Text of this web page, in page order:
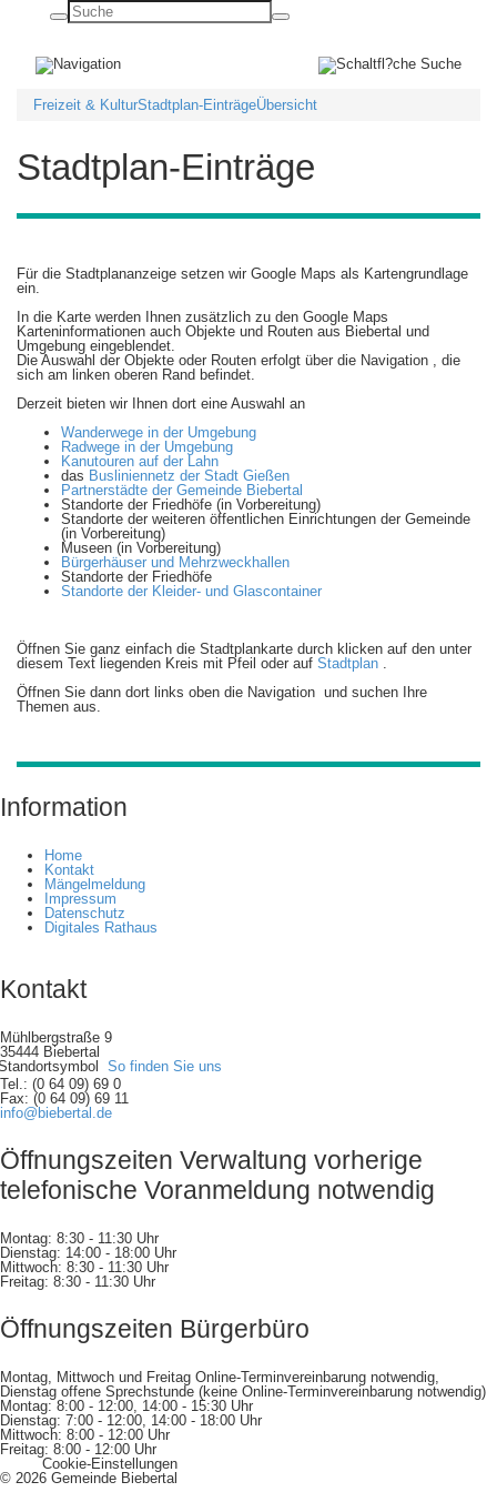
Basisnavigation
ein-/ausblenden
Freizeit & KulturStadtplan-EinträgeÜbersicht
Stadtplan-Einträge
Für die Stadtplananzeige setzen wir Google Maps als Kartengrundlage
ein.
In die Karte werden Ihnen zusätzlich zu den Google Maps
Karteninformationen auch Objekte und Routen aus Biebertal und
Umgebung eingeblendet.
Die Auswahl der Objekte oder Routen erfolgt über die Navigation , die
sich am linken oberen Rand befindet.
Derzeit bieten wir Ihnen dort eine Auswahl an
Wanderwege in der Umgebung
Radwege in der Umgebung
Kanutouren auf der Lahn
das Busliniennetz der Stadt Gießen
Partnerstädte der Gemeinde Biebertal
Standorte der Friedhöfe (in Vorbereitung)
Standorte der weiteren öffentlichen Einrichtungen der Gemeinde
(in Vorbereitung)
Museen (in Vorbereitung)
Bürgerhäuser und Mehrzweckhallen
Standorte der Friedhöfe
Standorte der Kleider- und Glascontainer
Öffnen Sie ganz einfach die Stadtplankarte durch klicken auf den unter
diesem Text liegenden Kreis mit Pfeil oder auf Stadtplan .
Öffnen Sie dann dort links oben die Navigation und suchen Ihre
Themen aus.
Information
Home
Kontakt
Mängelmeldung
Impressum
Datenschutz
Digitales Rathaus
Kontakt
Mühlbergstraße 9
35444 Biebertal
So finden Sie uns
Tel.: (0 64 09) 69 0
Fax: (0 64 09) 69 11
info@biebertal.de
Öffnungszeiten Verwaltung vorherige
telefonische Voranmeldung notwendig
Montag: 8:30 - 11:30 Uhr
Dienstag: 14:00 - 18:00 Uhr
Mittwoch: 8:30 - 11:30 Uhr
Freitag: 8:30 - 11:30 Uhr
Öffnungszeiten Bürgerbüro
Montag, Mittwoch und Freitag Online-Terminvereinbarung notwendig,
Dienstag offene Sprechstunde (keine Online-Terminvereinbarung notwendig)
Montag: 8:00 - 12:00, 14:00 - 15:30 Uhr
Dienstag: 7:00 - 12:00, 14:00 - 18:00 Uhr
Mittwoch: 8:00 - 12:00 Uhr
Freitag: 8:00 - 12:00 Uhr
Cookie-Einstellungen
© 2026 Gemeinde Biebertal